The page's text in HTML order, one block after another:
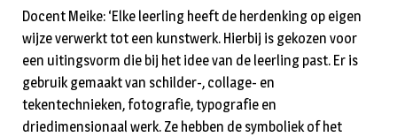
Docent Meike: ‘Elke leerling heeft de herdenking op eigen
wijze verwerkt tot een kunstwerk. Hierbij is gekozen voor
een uitingsvorm die bij het idee van de leerling past. Er is
gebruik gemaakt van schilder-, collage- en
tekentechnieken, fotografie, typografie en
driedimensionaal werk. Ze hebben de symboliek of het